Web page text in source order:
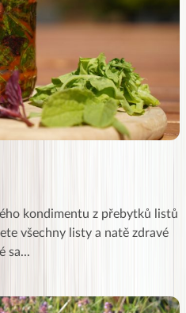
kondimentu z přebytků listů
všechny listy a natě zdravé
sa...